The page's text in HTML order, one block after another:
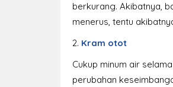
berkurang. Akibatnya,
menerus, tentu
2. Kram otot
Cukup minum air
perubahan